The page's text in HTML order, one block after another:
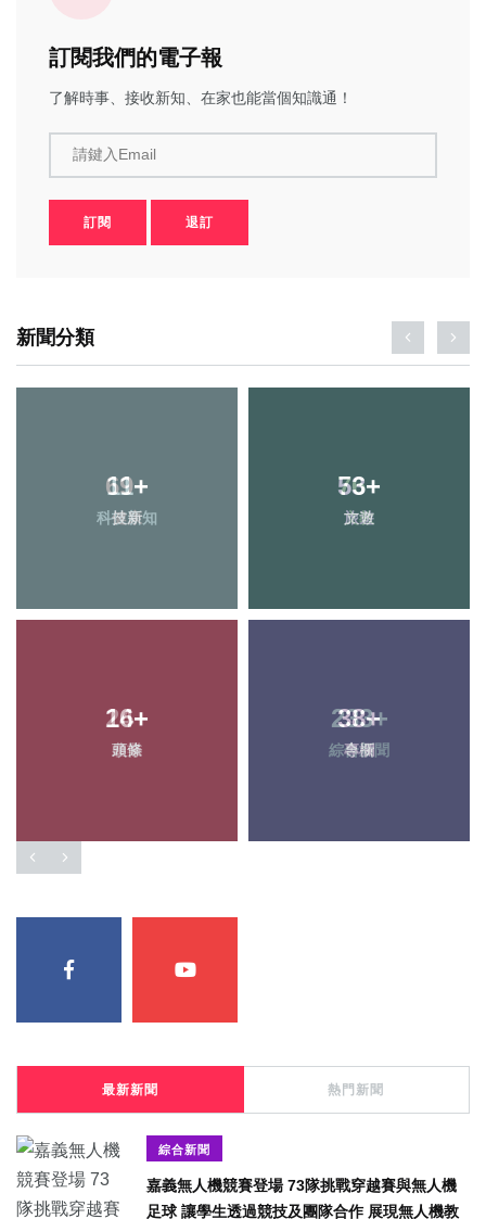
訂閱我們的電子報
了解時事、接收新知、在家也能當個知識通！
請鍵入Email
訂閱 退訂
新聞分類
11+
科技新知
53+
旅遊
16+
頭條
38+
專欄
最新新聞 熱門新聞
綜合新聞
嘉義無人機競賽登場 73隊挑戰穿越賽與無人機
足球 讓學生透過競技及團隊合作 展現無人機教